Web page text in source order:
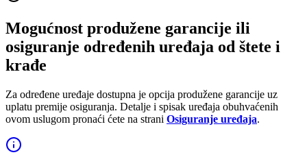
Mogućnost produžene garancije ili
osiguranje određenih uređaja od štete i
krađe
Za određene uređaje dostupna je opcija produžene garancije uz
uplatu premije osiguranja. Detalje i spisak uređaja obuhvaćenih
ovom uslugom pronaći ćete na strani Osiguranje uređaja.